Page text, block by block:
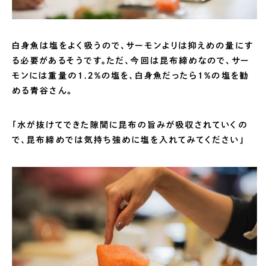
白身魚は塩をよく吸うので、サーモンよりは抑えめの量にす
る必要があるそうです。ただ、今回は昆布締めなので、サー
モンには重量の1.2%の塩を、白身魚だったら1%の塩を勧
める青谷さん。
「水が抜けてできた隙間に昆布の旨みが吸収されていくの
で、昆布締めでは気持ち強めに塩を入れてみてください」